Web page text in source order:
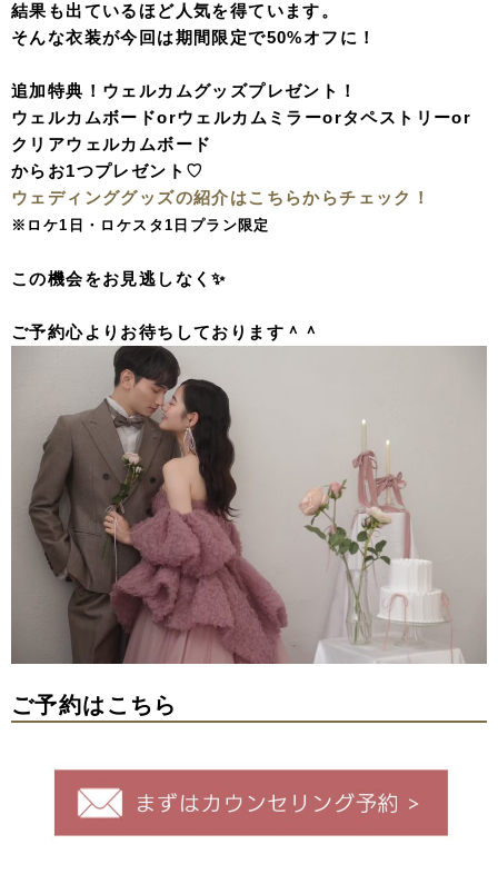
結果も出ているほど人気を得ています。
そんな衣装が今回は期間限定で50%オフに！
追加特典！ ウェルカムグッズプレゼント！
ウェルカムボードorウェルカムミラーorタペストリーor
クリアウェルカムボード
からお1つプレゼント♡
ウェディンググッズの紹介はこちらからチェック！
※ロケ1日・ロケスタ1日プラン限定
この機会をお見逃しなく✨
ご予約心よりお待ちしております＾＾
ご予約はこちら